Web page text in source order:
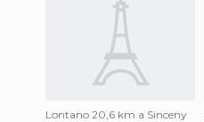
Lontano 20,6 km a Sinceny